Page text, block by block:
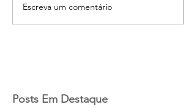
Escreva um comentário
Posts Em Destaque